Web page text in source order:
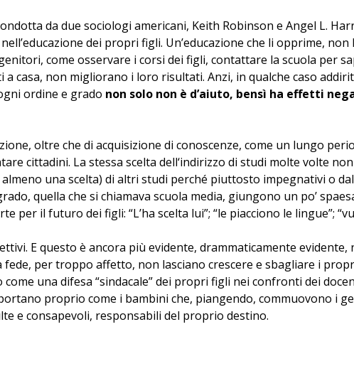
da due sociologi americani, Keith Robinson e Angel L.
dei propri figli. Un’educazione che li opprime, non
come osservare i corsi dei figli, contattare la scuola per
casa, non migliorano i loro risultati. Anzi, in qualche caso
ordine e grado non solo non è d’aiuto, bensì ha effetti
oltre che di acquisizione di conoscenze, come un lungo
cittadini. La stessa scelta dell‘indirizzo di studi molte volte
una scelta) di altri studi perché piuttosto impegnativi o
quella che si chiamava scuola media, giungono un po’
il futuro dei figli: “L’ha scelta lui”; “le piacciono le lingue”;
E questo è ancora più evidente, drammaticamente evidente,
per troppo affetto, non lasciano crescere e sbagliare i
una difesa “sindacale” dei propri figli nei confronti dei
proprio come i bambini che, piangendo, commuovono i
e consapevoli, responsabili del proprio destino.